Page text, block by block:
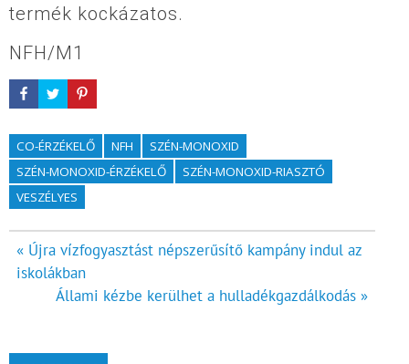
termék kockázatos.
NFH/M1
CO-ÉRZÉKELŐ NFH
SZÉN-MONOXID
SZÉN-MONOXID-ÉRZÉKELŐ
SZÉN-MONOXID-RIASZTÓ
VESZÉLYES
Bejegyzés
navigáció
« Újra vízfogyasztást népszerűsítő kampány indul az
iskolákban
Állami kézbe kerülhet a hulladékgazdálkodás »